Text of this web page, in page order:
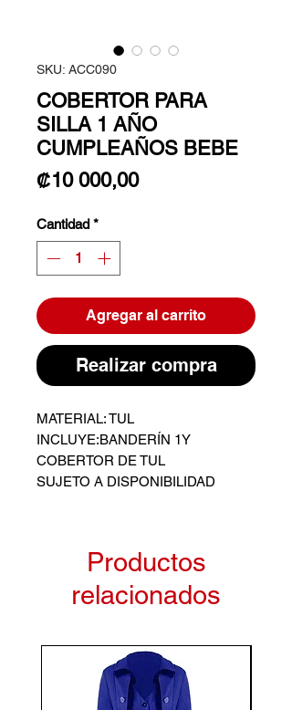
SKU: ACC090
COBERTOR PARA
SILLA 1 AÑO
CUMPLEAÑOS BEBE
₡10 000,00Precio
Cantidad *
Agregar al carrito
Realizar compra
MATERIAL: TUL
INCLUYE:BANDERÍN 1Y
COBERTOR DE TUL
SUJETO A DISPONIBILIDAD
Productos
relacionados